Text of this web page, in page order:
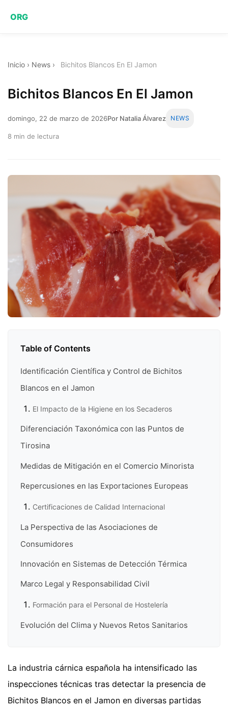
ORG
Inicio › News › Bichitos Blancos En El Jamon
Bichitos Blancos En El Jamon
domingo, 22 de marzo de 2026Por Natalia Álvarez NEWS
8 min de lectura
Table of Contents
Identificación Científica y Control de Bichitos
Blancos en el Jamon
El Impacto de la Higiene en los Secaderos
Diferenciación Taxonómica con las Puntos de
Tirosina
Medidas de Mitigación en el Comercio Minorista
Repercusiones en las Exportaciones Europeas
Certificaciones de Calidad Internacional
La Perspectiva de las Asociaciones de
Consumidores
Innovación en Sistemas de Detección Térmica
Marco Legal y Responsabilidad Civil
Formación para el Personal de Hostelería
Evolución del Clima y Nuevos Retos Sanitarios
La industria cárnica española ha intensificado las
inspecciones técnicas tras detectar la presencia de
Bichitos Blancos en el Jamon en diversas partidas